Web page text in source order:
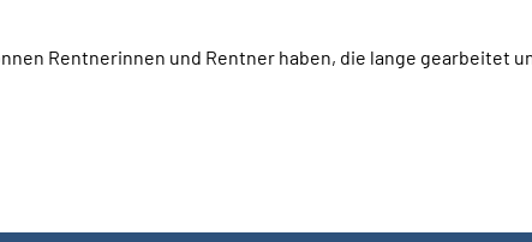
Rentnerinnen und Rentner haben, die lange gearbeitet